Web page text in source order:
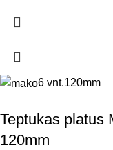
6 vnt.120mm
Teptukas platus
120mm